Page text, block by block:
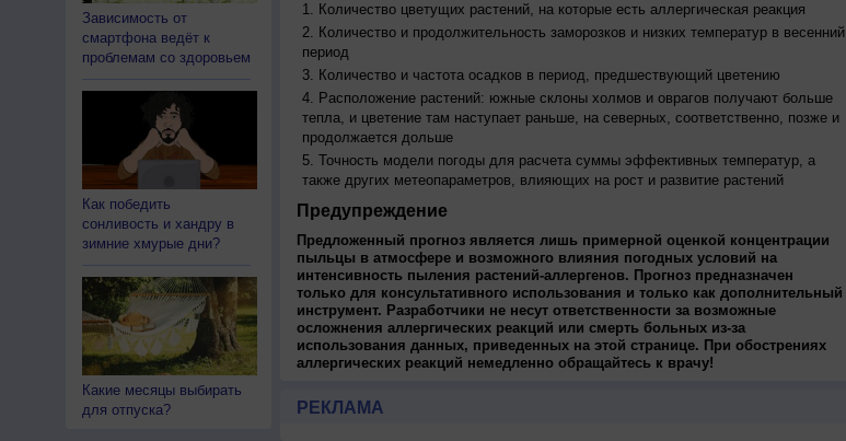
Зависимость от
смартфона ведёт к
проблемам со здоровьем
Как победить
сонливость и хандру в
зимние хмурые дни?
Какие месяцы выбирать
для отпуска?
Количество цветущих растений, на которые есть аллергическая реакция
Количество и продолжительность заморозков и низких температур в весенний
период
Количество и частота осадков в период, предшествующий цветению
Расположение растений: южные склоны холмов и оврагов получают больше
тепла, и цветение там наступает раньше, на северных, соответственно, позже и
продолжается дольше
Точность модели погоды для расчета суммы эффективных температур, а
также других метеопараметров, влияющих на рост и развитие растений
Предупреждение
Предложенный прогноз является лишь примерной оценкой концентрации
пыльцы в атмосфере и возможного влияния погодных условий на
интенсивность пыления растений-аллергенов. Прогноз предназначен
только для консультативного использования и только как дополнительный
инструмент. Разработчики не несут ответственности за возможные
осложнения аллергических реакций или смерть больных из-за
использования данных, приведенных на этой странице. При обострениях
аллергических реакций немедленно обращайтесь к врачу!
РЕКЛАМА